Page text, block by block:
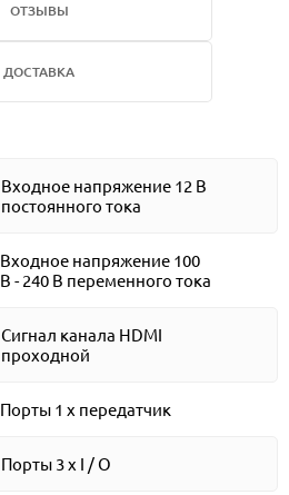
ОТЗЫВЫ
ДОСТАВКА
Входное напряжение 12 В
постоянного тока
Входное напряжение 100
В - 240 В переменного тока
Сигнал канала HDMI
проходной
Порты 1 х передатчик
Порты 3 х I / O